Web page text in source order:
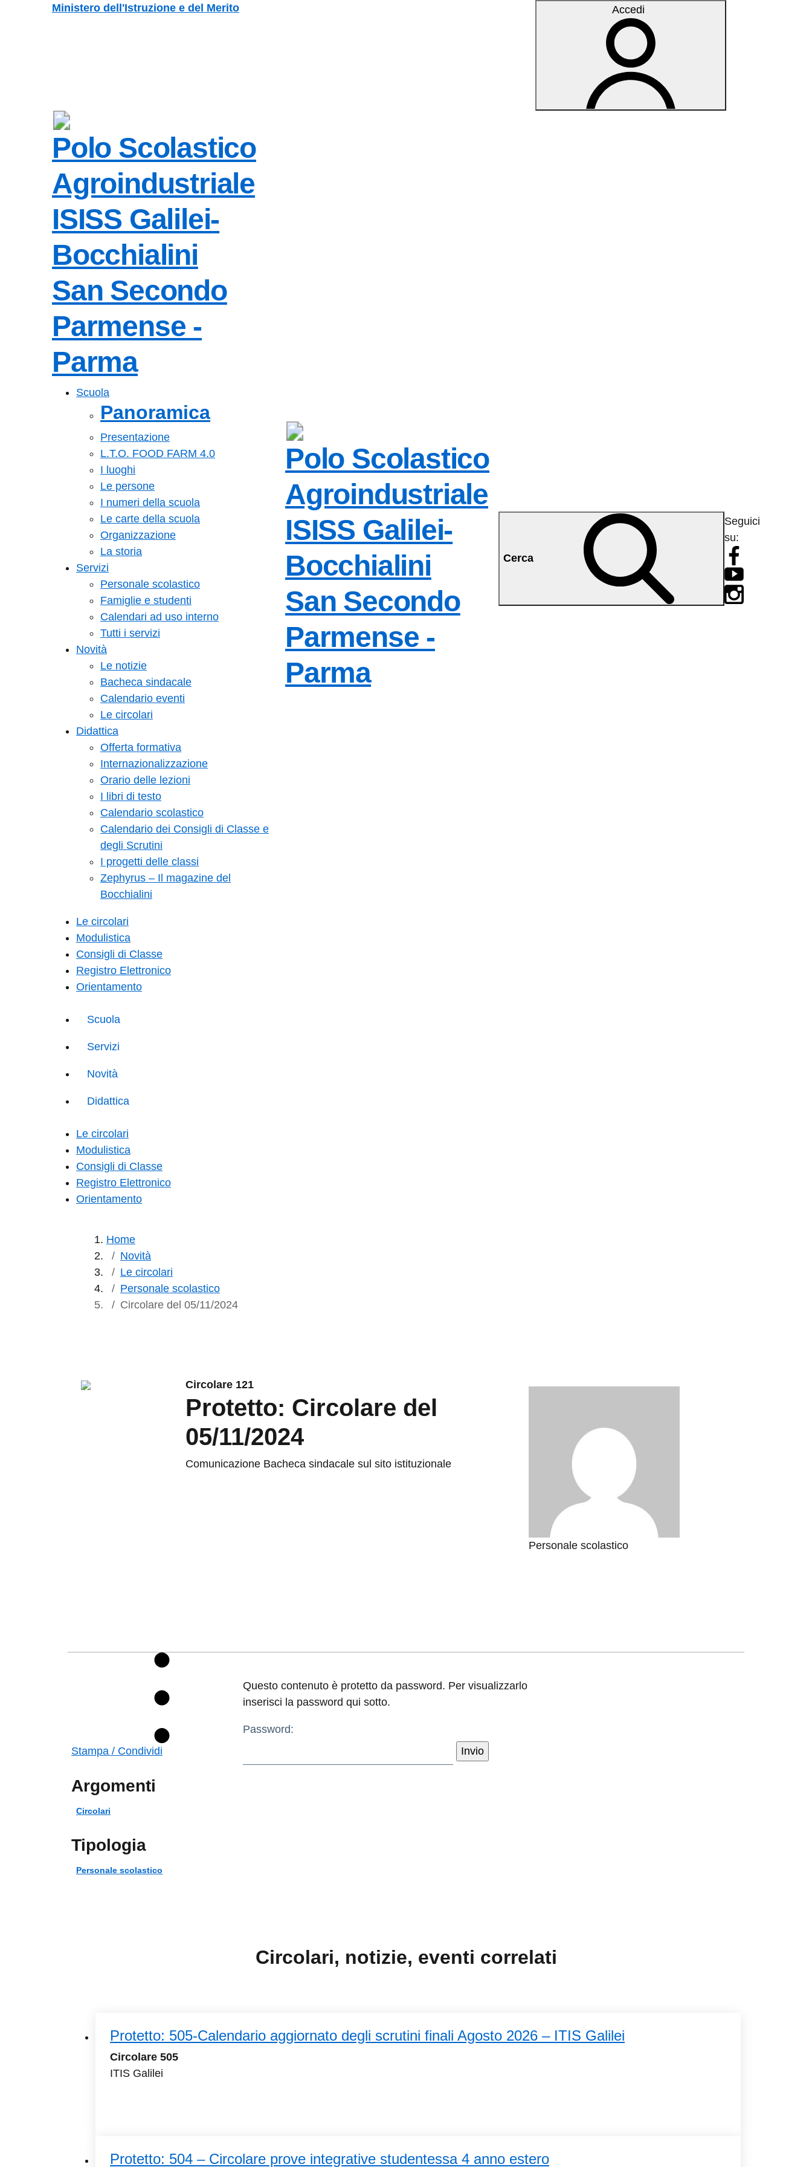
Vai ai contenuti
Vai al menu di navigazione
Vai al footerMinistero dell'Istruzione e del Merito Accedi
Polo Scolastico
Agroindustriale
ISISS Galilei-
Bocchialini
San Secondo
Parmense -
Parma
— Visita la pagina iniziale della scuola
Scuola
Panoramica
Presentazione
L.T.O. FOOD FARM 4.0
I luoghi
Le persone
I numeri della scuola
Le carte della scuola
Organizzazione
La storia
Servizi
Personale scolastico
Famiglie e studenti
Calendari ad uso interno
Tutti i servizi
Novità
Le notizie
Bacheca sindacale
Calendario eventi
Le circolari
Didattica
Offerta formativa
Internazionalizzazione
Orario delle lezioni
I libri di testo
Calendario scolastico
Calendario dei Consigli di Classe e
degli Scrutini
I progetti delle classi
Zephyrus – Il magazine del
Bocchialini
Le circolari
Modulistica
Consigli di Classe
Registro Elettronico
Orientamento
Polo Scolastico
Agroindustriale
ISISS Galilei-
Bocchialini
San Secondo
Parmense -
Parma
Cerca
Seguici
su:
Scuola
Servizi
Novità
Didattica
Le circolari
Modulistica
Consigli di Classe
Registro Elettronico
Orientamento
Home
Novità
Le circolari
Personale scolastico
Circolare del 05/11/2024
Circolare 121
Protetto: Circolare del
05/11/2024
Comunicazione Bacheca sindacale sul sito istituzionale
Personale scolastico
Questo contenuto è protetto da password. Per visualizzarlo
inserisci la password qui sotto.
Password:
Stampa / Condividi
Argomenti
Circolari
Tipologia
Personale scolastico
Circolari, notizie, eventi correlati
Protetto: 505-Calendario aggiornato degli scrutini finali Agosto 2026 – ITIS Galilei
Circolare 505
ITIS Galilei
Protetto: 504 – Circolare prove integrative studentessa 4 anno estero